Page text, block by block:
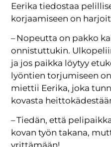
Eerika tiedostaa
korjaamiseen on
– Nopeutta on pakko
onnistuttukin.
ja jos paikka löytyy
lyöntien torjumiseen
miettii Eerika, joka
kovasta
– Tiedän, että
kovan työn takana,